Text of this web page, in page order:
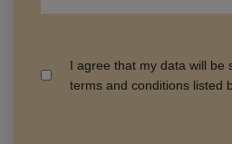
I agree that my data will be
terms and conditions listed